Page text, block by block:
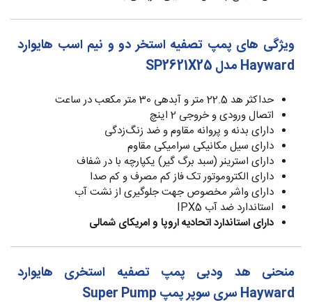
ویژگی های پمپ تصفیه استخر دو و نیم اسب هایوارد
Hayward مدل SP2621X25
حداکثر هد 22.5 متر و آبدهی 30 متر مکعب در ساعت
اتصال ورودی و خروجی 2 اینچ
دارای بدنه و پروانه مقاوم و ضد زنگ‌زدگی
دارای سیل مکانیکی سرامیکی مقاوم
دارای استرینر (سبد برگ گیر) یکپارچه با در شفاف
دارای الکتروموتور تک فاز کم مصرف و کم صدا
دارای واشر مخصوص جهت جلوگیری از نشت آب
استاندارد ضد آب IPX5
دارای استاندارد اتحادیه اروپا و امریکای شمالی
منحنی هد ودبی پمپ تصفیه استخری هایوارد
Hayward سری سوپر پمپ Super Pump